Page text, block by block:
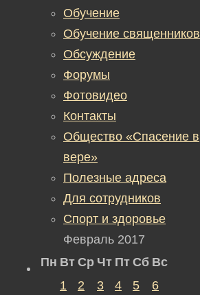
Обучение
Обучение священников
Обсуждение
Форумы
Фотовидео
Контакты
Общество «Спасение в
вере»
Полезные адреса
Для сотрудников
Спорт и здоровье
Февраль 2017
Пн Вт Ср Чт Пт Сб Вс
1
2 3 4 5
6